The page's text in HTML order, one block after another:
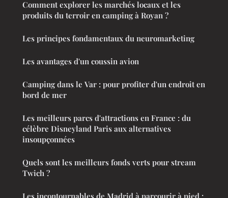
Comment explorer les marchés locaux et les
produits du terroir en camping à Royan ?
Les principes fondamentaux du neuromarketing
Les avantages d'un coussin avion
Camping dans le Var : pour profiter d'un endroit en
bord de mer
Les meilleurs parcs d'attractions en France : du
célèbre Disneyland Paris aux alternatives
insoupçonnées
Quels sont les meilleurs fonds verts pour stream
Twich ?
Les incontournables de Madrid à parcourir à pied :